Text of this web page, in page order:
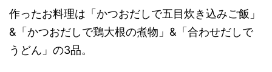
作ったお料理は「かつおだしで五目炊き込みご飯」
&「かつおだしで鶏大根の煮物」&「合わせだしで
うどん」の3品。